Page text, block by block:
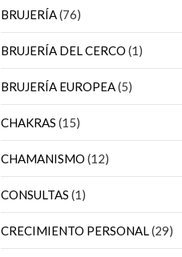
BRUJERÍA(76)
BRUJERÍA DEL CERCO (1)
BRUJERÍA EUROPEA(5)
CHAKRAS (15)
CHAMANISMO (12)
CONSULTAS (1)
CRECIMIENTO PERSONAL(29)